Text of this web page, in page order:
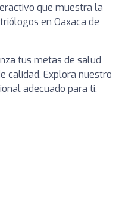
que muestra la
en Oaxaca de
tus metas de salud
calidad. Explora nuestro
adecuado para ti.